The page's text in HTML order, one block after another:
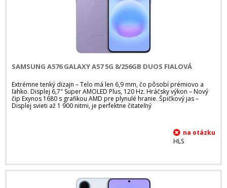
SAMSUNG A576 GALAXY A57 5G 8/256GB DUOS FIALOVÁ
Extrémne tenký dizajn – Telo má len 6,9 mm, čo pôsobí prémiovo a
ľahko. Displej 6,7" Super AMOLED Plus, 120 Hz. Hráčsky výkon – Nový
čip Exynos 1680 s grafikou AMD pre plynulé hranie. Špičkový jas –
Displej svieti až 1 900 nitmi, je perfektne čitateľný
HLS